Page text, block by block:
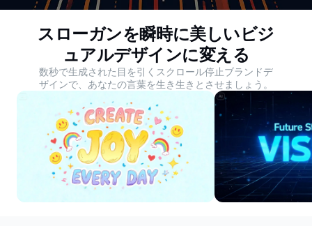
スローガンを瞬時に美しいビジ
ュアルデザインに変える
数秒で生成された目を引くスクロール停止ブランドデ
ザインで、あなたの言葉を生き生きとさせましょう。